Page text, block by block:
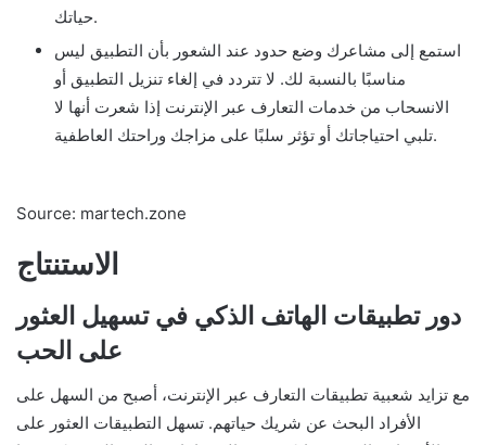
حياتك.
استمع إلى مشاعرك وضع حدود عند الشعور بأن التطبيق ليس
مناسبًا بالنسبة لك. لا تتردد في إلغاء تنزيل التطبيق أو
الانسحاب من خدمات التعارف عبر الإنترنت إذا شعرت أنها لا
تلبي احتياجاتك أو تؤثر سلبًا على مزاجك وراحتك العاطفية.
Source: martech.zone
الاستنتاج
دور تطبيقات الهاتف الذكي في تسهيل العثور
على الحب
مع تزايد شعبية تطبيقات التعارف عبر الإنترنت، أصبح من السهل على
الأفراد البحث عن شريك حياتهم. تسهل التطبيقات العثور على